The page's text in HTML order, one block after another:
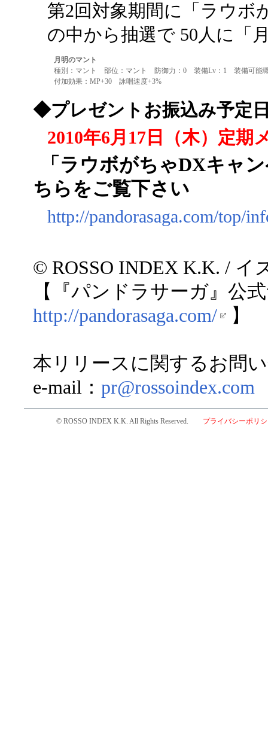
第2回対象期間に「ラウボ
の中から抽選で 50人に「
月明のマント
種別：マント 部位：マント 防御力：0 装備Lv：1 装備可能
付加効果：MP+30 詠唱速度+3%
◆プレゼントお振込み予定
2010年6月17日（木）定期
「ラウボがちゃDXキャ
ちらをご覧下さい
http://pandorasaga.com/top/
© ROSSO INDEX K.K. / イ
【『パンドラサーガ』公
http://pandorasaga.com/
】
本リリースに関するお問
e-mail： pr@rossoindex.com